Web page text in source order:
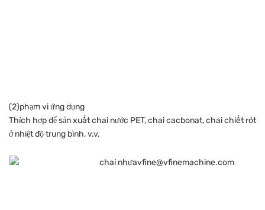
(2)phạm vi ứng dụng
Thích hợp để sản xuất chai nước PET, chai cacbonat, chai chiết rót
ở nhiệt độ trung bình, v.v.